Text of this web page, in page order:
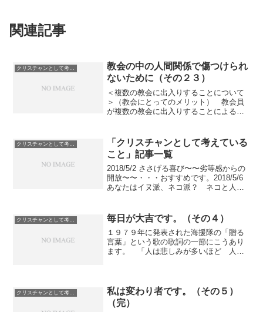
関連記事
教会の中の人間関係で傷つけられ
ないために（その２３）
＜複数の教会に出入りすることについて
＞（教会にとってのメリット） 教会員
が複数の教会に出入りすることによる教
す。 (2) 教会がカルト的になりにくく
なります。 ...
「クリスチャンとして考えている
こと」記事一覧
2018/5/2 ささげる喜び〜〜劣等感からの
開放〜〜・・・おすすめです。2018/5/6
あなたはイヌ派、ネコ派？ ネコと人間
2018/5/14 クリスチャン...
クリスチャンとして考えていること 毎日が大吉です。（その４）
１９７９年に発表された海援隊の「贈る
言葉」という歌の歌詞の一節にこうあり
ます。 「人は悲しみが多いほど 人に
ほど、人はほかの人に対し...
私は変わり者です。（その５）
（完）